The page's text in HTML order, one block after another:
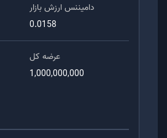
دامیننس ارزش بازار
0.0158
عرضه کل
1,000,000,000